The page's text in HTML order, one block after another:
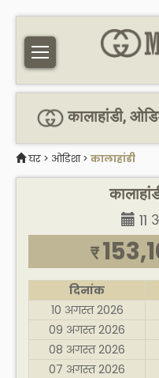
कालाहांडी,
घर > ओडिशा> कालाहांडी
₹
दिनांक
10 अगस्त 2026
09 अगस्त 2026
08 अगस्त 2026
07 अगस्त 2026